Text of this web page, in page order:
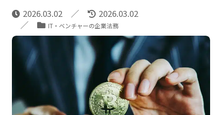
2026.03.02 2026.03.02
IT・ベンチャーの企業法務